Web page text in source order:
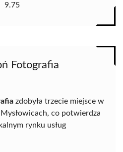
9.75
Fotografia
zdobyła trzecie miejsce w
co potwierdza
rynku usług